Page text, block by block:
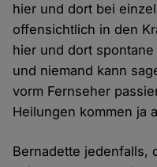
hier und dort bei
offensichtlich in den
hier und dort
und niemand kann
vorm Fernseher
Heilungen kommen ja
Bernadette jedenfalls,